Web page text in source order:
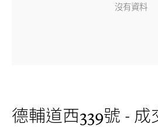
沒有資料
德輔道西339號 - 成